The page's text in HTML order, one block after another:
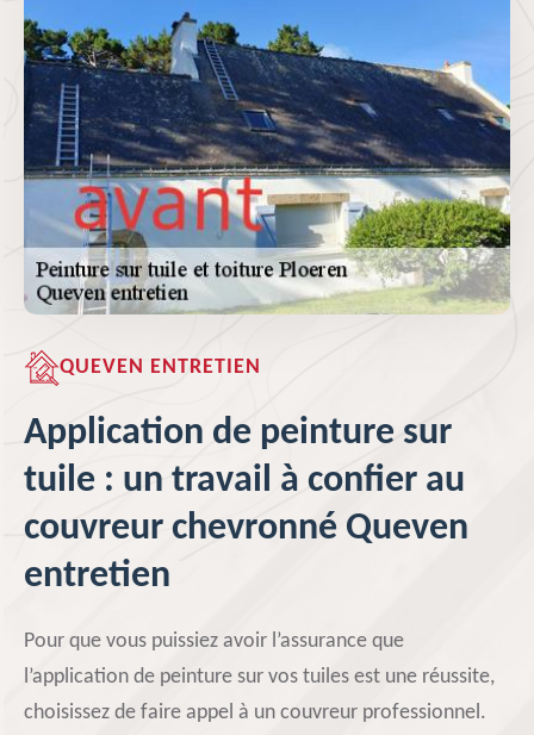
QUEVEN ENTRETIEN
Application de peinture sur
tuile : un travail à confier au
couvreur chevronné Queven
entretien
Pour que vous puissiez avoir l’assurance que
l’application de peinture sur vos tuiles est une réussite,
choisissez de faire appel à un couvreur professionnel.